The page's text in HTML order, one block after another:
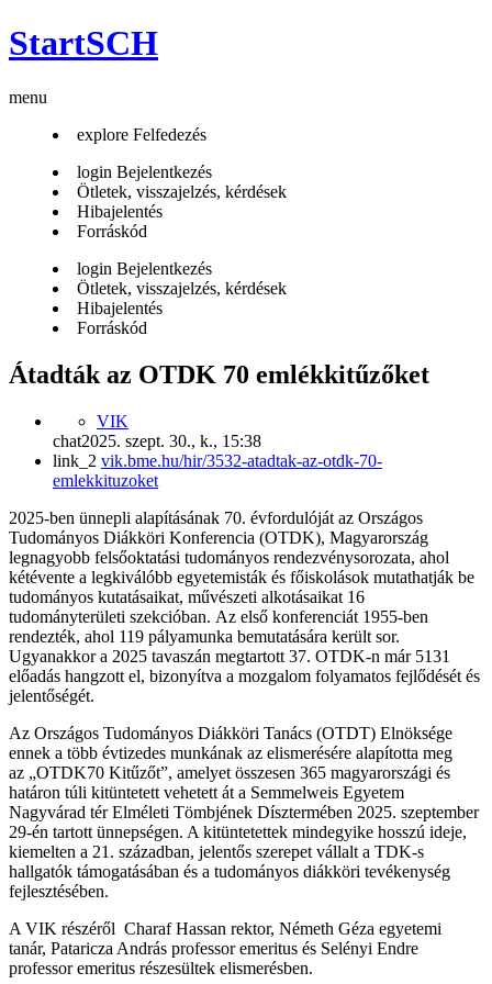
StartSCH
menu
explore Felfedezés
login Bejelentkezés
Ötletek, visszajelzés, kérdések
Hibajelentés
Forráskód
login Bejelentkezés
Ötletek, visszajelzés, kérdések
Hibajelentés
Forráskód
Átadták az OTDK 70 emlékkitűzőket
VIK
chat2025. szept. 30., k., 15:38
link_2 vik.bme.hu/hir/3532-atadtak-az-otdk-70-
emlekkituzoket
2025-ben ünnepli alapításának 70. évfordulóját az Országos
Tudományos Diákköri Konferencia (OTDK), Magyarország
legnagyobb felsőoktatási tudományos rendezvénysorozata, ahol
kétévente a legkiválóbb egyetemisták és főiskolások mutathatják be
tudományos kutatásaikat, művészeti alkotásaikat 16
tudományterületi szekcióban. Az első konferenciát 1955-ben
rendezték, ahol 119 pályamunka bemutatására került sor.
Ugyanakkor a 2025 tavaszán megtartott 37. OTDK-n már 5131
előadás hangzott el, bizonyítva a mozgalom folyamatos fejlődését és
jelentőségét.
Az Országos Tudományos Diákköri Tanács (OTDT) Elnöksége
ennek a több évtizedes munkának az elismerésére alapította meg
az „OTDK70 Kitűzőt”, amelyet összesen 365 magyarországi és
határon túli kitüntetett vehetett át a Semmelweis Egyetem
Nagyvárad tér Elméleti Tömbjének Dísztermében 2025. szeptember
29-én tartott ünnepségen. A kitüntetettek mindegyike hosszú ideje,
kiemelten a 21. században, jelentős szerepet vállalt a TDK-s
hallgatók támogatásában és a tudományos diákköri tevékenység
fejlesztésében.
A VIK részéről Charaf Hassan rektor, Németh Géza egyetemi
tanár, Pataricza András professor emeritus és Selényi Endre
professor emeritus részesültek elismerésben.